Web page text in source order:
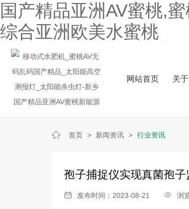
国产精品亚洲AV蜜桃,
综合亚洲欧美水蜜桃
网站首页 关
首页 > 新闻资讯 > 行业资讯
孢子捕捉仪实现真菌孢子
发布时间：2023-08-21 浏